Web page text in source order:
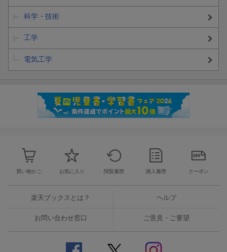
科学・技術
工学
電気工学
買い物かご お気に入り 閲覧履歴 購入履歴 クーポン
楽天ブックスとは？ ヘルプ
お問い合わせ窓口 ご意見・ご要望